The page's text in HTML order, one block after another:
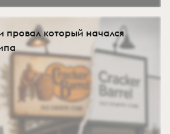
провал который начался